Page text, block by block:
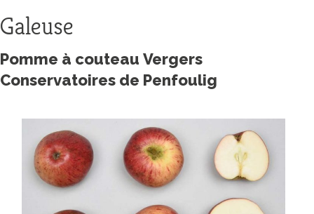
Galeuse
Pomme à couteau Vergers
Conservatoires de Penfoulig